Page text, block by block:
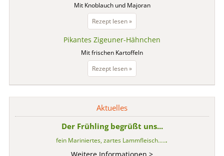
Mit Knoblauch und Majoran
Rezept lesen »Putenoberkeule
auf
buntem
Pikantes Zigeuner-Hähnchen
Mit frischen Kartoffeln
Rezept lesen »Pikantes
Zigeuner-
Hähnchen
Aktuelles
Der Frühling begrüßt uns...
fein Mariniertes, zartes Lammfleisch......